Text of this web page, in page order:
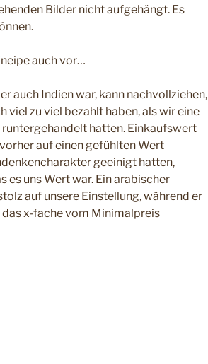
Bilder nicht aufgehängt. Es
auch vor…
auch Indien war, kann nachvollziehen,
viel zu viel bezahlt haben, als wir eine
runtergehandelt hatten. Einkaufswert
auf einen gefühlten Wert
geeinigt hatten,
es uns Wert war. Ein arabischer
auf unsere Einstellung, während er
x-fache vom Minimalpreis